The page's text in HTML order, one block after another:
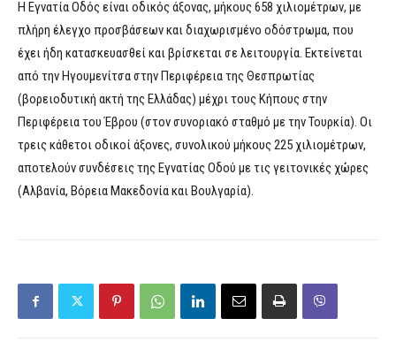
Η Εγνατία Οδός είναι οδικός άξονας, μήκους 658 χιλιομέτρων, με
πλήρη έλεγχο προσβάσεων και διαχωρισμένο οδόστρωμα, που
έχει ήδη κατασκευασθεί και βρίσκεται σε λειτουργία. Εκτείνεται
από την Ηγουμενίτσα στην Περιφέρεια της Θεσπρωτίας
(βορειοδυτική ακτή της Ελλάδας) μέχρι τους Κήπους στην
Περιφέρεια του Έβρου (στον συνοριακό σταθμό με την Τουρκία). Οι
τρεις κάθετοι οδικοί άξονες, συνολικού μήκους 225 χιλιομέτρων,
αποτελούν συνδέσεις της Εγνατίας Οδού με τις γειτονικές χώρες
(Αλβανία, Βόρεια Μακεδονία και Βουλγαρία).